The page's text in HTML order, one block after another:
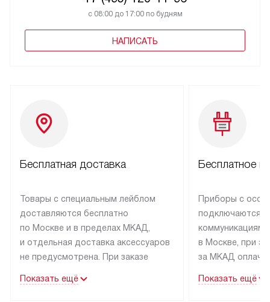
с 08:00 до 17:00 по будням
НАПИСАТЬ
Бесплатная доставка
Товары с специальным лейблом
доставляются бесплатно
по Москве и в пределах МКАД,
и отдельная доставка аксессуаров
не предусмотрена. При заказе
рекомендуем обсудить
Показать ещё
Бесплатное
Приборы с
подключаются к
коммуникациям
в Москве, при
за МКАД
партнера
Показать ещё